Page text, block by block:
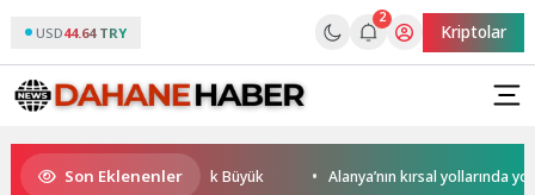
USD44.64 TRY
2
Kriptolar
Son Eklenenler
Rekabet Potansiyeli Çok Büyük Alanya’nın kırsal yollarında yoğun